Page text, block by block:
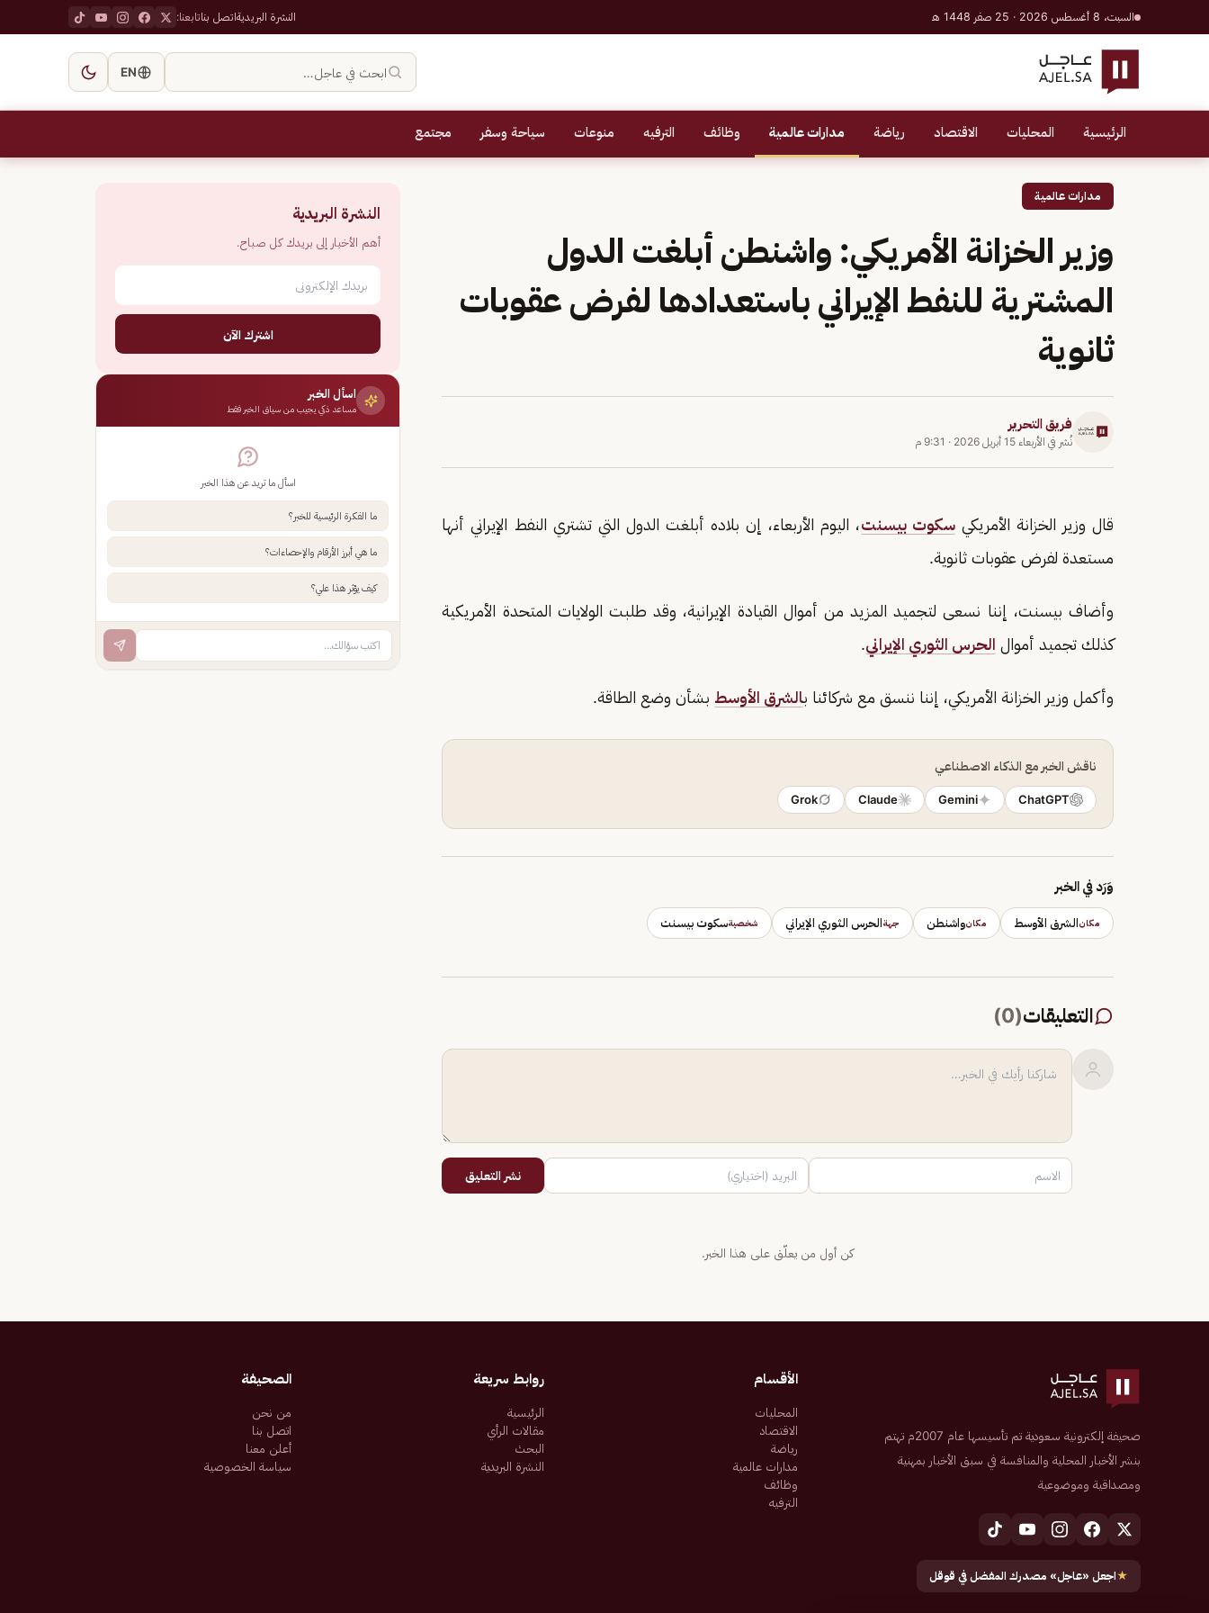
السبت، 8 أغسطس 2026 · 25 صفر 1448 هـ النشرة البريديةاتصل بناتابعنا:
ابحث في عاجل… EN
الرئيسية المحليات الاقتصاد رياضة مدارات عالمية وظائف الترفيه منوعات سياحة وسفر مجتمع
مدارات عالمية
وزير الخزانة الأمريكي: واشنطن أبلغت الدول
المشترية للنفط الإيراني باستعدادها لفرض عقوبات
ثانوية
فريق التحرير
نُشر في الأربعاء 15 أبريل 2026 · 9:31 م
قال وزير الخزانة الأمريكيسكوت بيسنت، اليوم الأربعاء، إن بلاده أبلغت الدول التي تشتري النفط الإيراني أنها
مستعدة لفرض عقوبات ثانوية.
وأضاف بيسنت، إننا نسعى لتجميد المزيد من أموال القيادة الإيرانية، وقد طلبت الولايات المتحدة الأمريكية
كذلك تجميد أموال الحرس الثوري الإيراني.
وأكمل وزير الخزانة الأمريكي، إننا ننسق مع شركائنا بالشرق الأوسط بشأن وضع الطاقة.
ناقش الخبر مع الذكاء الاصطناعي
ChatGPT
Gemini
Claude
Grok
وَرَد في الخبر
مكانالشرق الأوسط مكانواشنطن جهةالحرس الثوري الإيراني شخصيةسكوت بيسنت
التعليقات(
0
)
نشر التعليق
كن أول من يعلّق على هذا الخبر.
النشرة البريدية
أهم الأخبار إلى بريدك كل صباح.
اشترك الآن
اسأل الخبر
مساعد ذكي يجيب من سياق الخبر فقط
اسأل ما تريد عن هذا الخبر
ما الفكرة الرئيسية للخبر؟
ما هي أبرز الأرقام والإحصاءات؟
كيف يؤثر هذا علي؟
صحيفة إلكترونية سعودية تم تأسيسها عام 2007م تهتم
بنشر الأخبار المحلية والمنافسة في سبق الأخبار بمهنية
ومصداقية وموضوعية
★اجعل «عاجل» مصدرك المفضل في قوقل
الأقسام
المحليات
الاقتصاد
رياضة
مدارات عالمية
وظائف
الترفيه
روابط سريعة
الرئيسية
مقالات الرأي
البحث
النشرة البريدية
الصحيفة
من نحن
اتصل بنا
أعلن معنا
سياسة الخصوصية